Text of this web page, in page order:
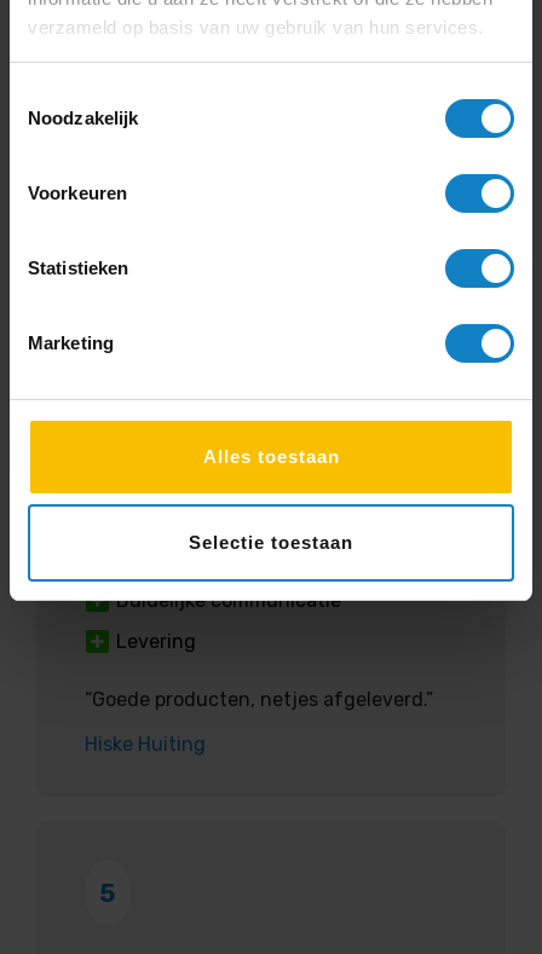
verzameld op basis van uw gebruik van hun services.
Noodzakelijk
Voorkeuren
Statistieken
Marketing
Alles toestaan
Selectie toestaan
Service
Snelle levering
Communicatie
levering. Keurig te woord gestaan bij
communicatie. Blij met zo’n leverancier.”
Duidelijke communicatie
Levering
“Goede producten, netjes afgeleverd.”
Hiske Huiting
5